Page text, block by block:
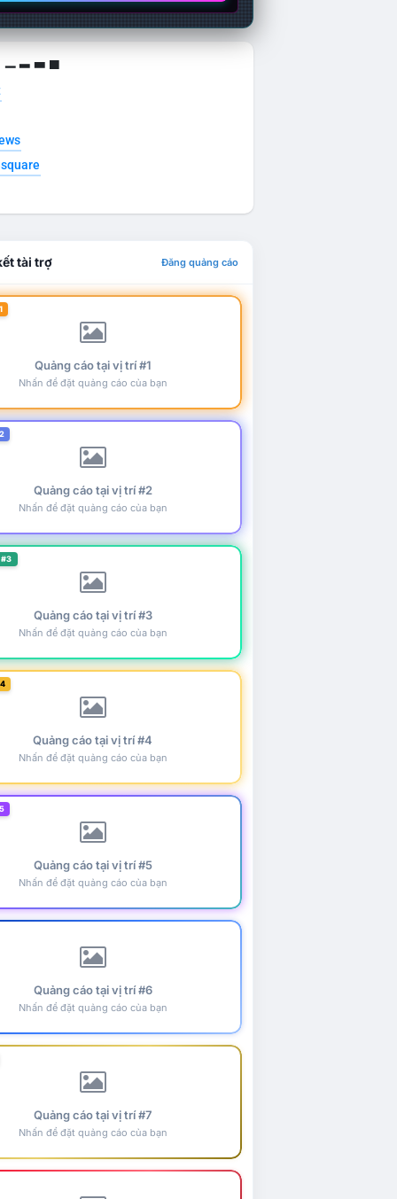
▁ ▂ ▃ ▄
tài trợ Đăng quảng cáo
Quảng cáo tại vị trí #1
Nhấn để đặt quảng cáo của bạn
Quảng cáo tại vị trí #2
Nhấn để đặt quảng cáo của bạn
Quảng cáo tại vị trí #3
Nhấn để đặt quảng cáo của bạn
Quảng cáo tại vị trí #4
Nhấn để đặt quảng cáo của bạn
Quảng cáo tại vị trí #5
Nhấn để đặt quảng cáo của bạn
Quảng cáo tại vị trí #6
Nhấn để đặt quảng cáo của bạn
Quảng cáo tại vị trí #7
Nhấn để đặt quảng cáo của bạn